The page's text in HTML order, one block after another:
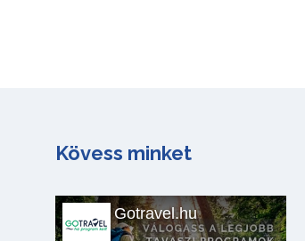
Kövess minket
Gotravel.hu